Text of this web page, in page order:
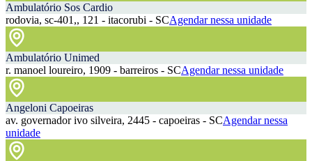
Ambulatório Sos Cardio
rodovia, sc-401,, 121 - itacorubi - SCAgendar nessa unidade
Ambulatório Unimed
r. manoel loureiro, 1909 - barreiros - SCAgendar nessa unidade
Angeloni Capoeiras
av. governador ivo silveira, 2445 - capoeiras - SCAgendar nessa
unidade